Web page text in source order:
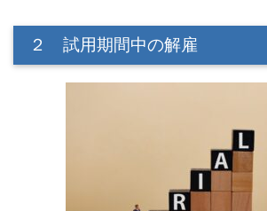
２ 試用期間中の解雇